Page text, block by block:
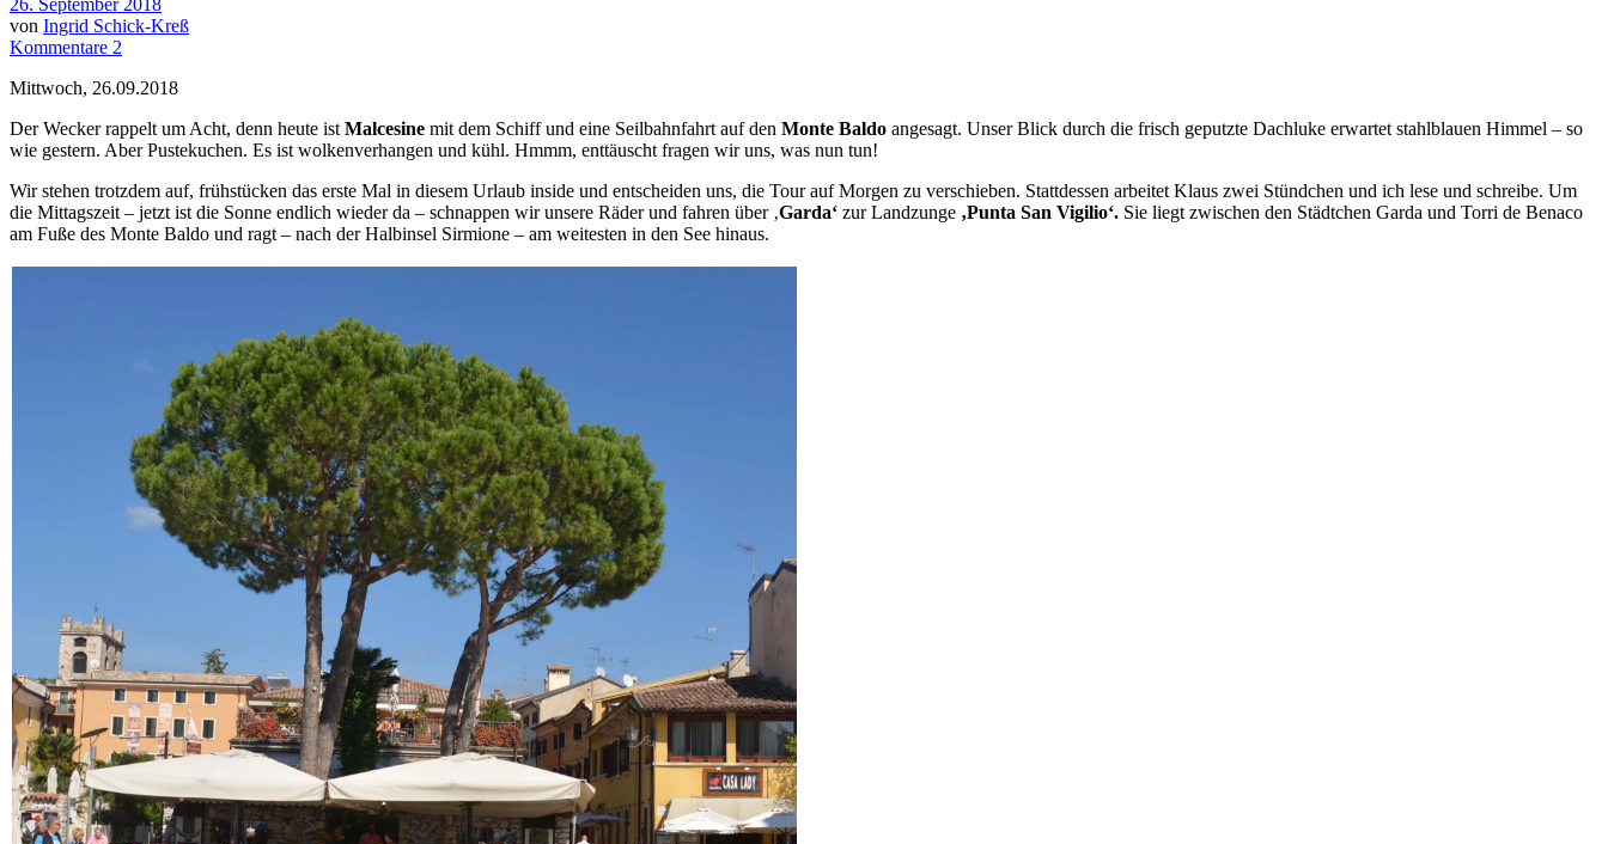
von Ingrid Schick-Kreß
Kommentare 2
Mittwoch, 26.09.2018
Der Wecker rappelt um Acht, denn heute ist Malcesine mit dem Schiff und eine Seilbahnfahrt auf den Monte Baldo angesagt. Unser Blick durch die frisch geputzte Dachluke erwartet stahlblauen Himmel – so
wie gestern. Aber Pustekuchen. Es ist wolkenverhangen und kühl. Hmmm, enttäuscht fragen wir uns, was nun tun!
Wir stehen trotzdem auf, frühstücken das erste Mal in diesem Urlaub inside und entscheiden uns, die Tour auf Morgen zu verschieben. Stattdessen arbeitet Klaus zwei Stündchen und ich lese und schreibe. Um
die Mittagszeit – jetzt ist die Sonne endlich wieder da – schnappen wir unsere Räder und fahren über ‚Garda‘ zur Landzunge ‚Punta San Vigilio‘. Sie liegt zwischen den Städtchen Garda und Torri de Benaco
am Fuße des Monte Baldo und ragt – nach der Halbinsel Sirmione – am weitesten in den See hinaus.